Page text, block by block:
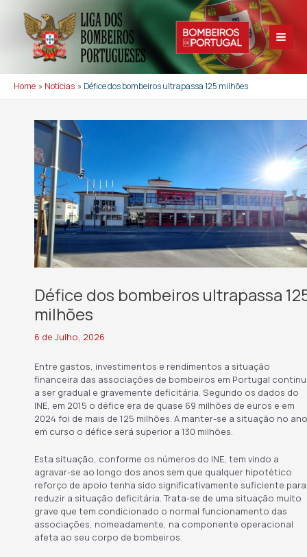
content
Main
Home Notícias Défice dos bombeiros ultrapassa 125 milhões
Défice dos bombeiros ultrapassa
milhões
6 de Julho, 2026
Entre gastos, investimentos e rendimentos a situação
financeira das associações de bombeiros em Portugal
a ser gradual e gravemente deficitária. Segundo os dados do
INE, em 2015 o défice era de quase 69 milhões de euros e em
2024 foi de mais de 125 milhões. A manter-se a situação no ano
em curso o défice será superior a 130 milhões.
Esta situação, conforme os números do INE, tem vindo a
agravar-se ao longo dos anos sem que qualquer hipotético
reforço de apoio tenha sido significativamente suficiente para
reduzir a situação deficitária. Trata-se de uma situação muito
grave que tem condicionado o normal funcionamento das
associações, nomeadamente, na componente operacional
afeta ao seu corpo de bombeiros.